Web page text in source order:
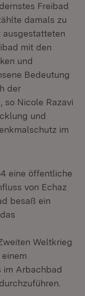
Freibad
damals zu
mit den
und
Bedeutung
der
so Nicole Razavi
und
im
eine öffentliche
von Echaz
besaß ein
Weltkrieg
im Arbachbad